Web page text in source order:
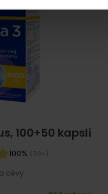
100+50 kapslí
100% (39×)
cévy